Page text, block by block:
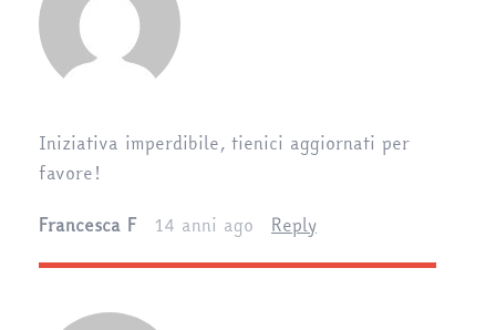
Iniziativa imperdibile, tienici aggiornati per
favore!
Francesca F
14 anni ago Reply